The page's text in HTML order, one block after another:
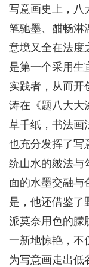
写意画史上，八
笔驰墨、酣畅淋
意境又全在法度
是第一个采用生
实践者，从而开
涛在《题八大大
草千纸，书法画
也充分发挥了写
统山水的皴法与
面的水墨交融与
是，他还借鉴了
派莫奈用色的朦
一新地惊艳，不
为写意画走出低